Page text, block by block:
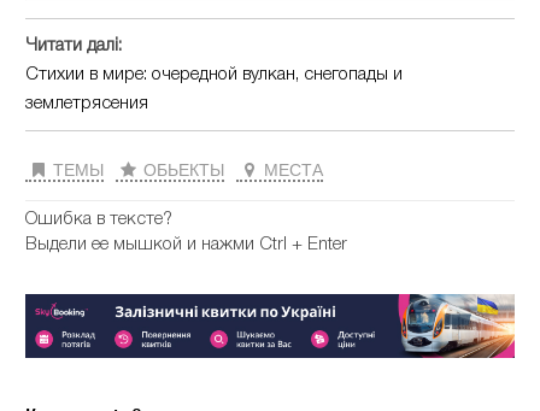
Читати далі:
Стихии в мире: очередной вулкан, снегопады и
землетрясения
ТЕМЫ ОБЬЕКТЫ МЕСТА
Ошибка в тексте?
Выдели ее мышкой и нажми Ctrl + Enter